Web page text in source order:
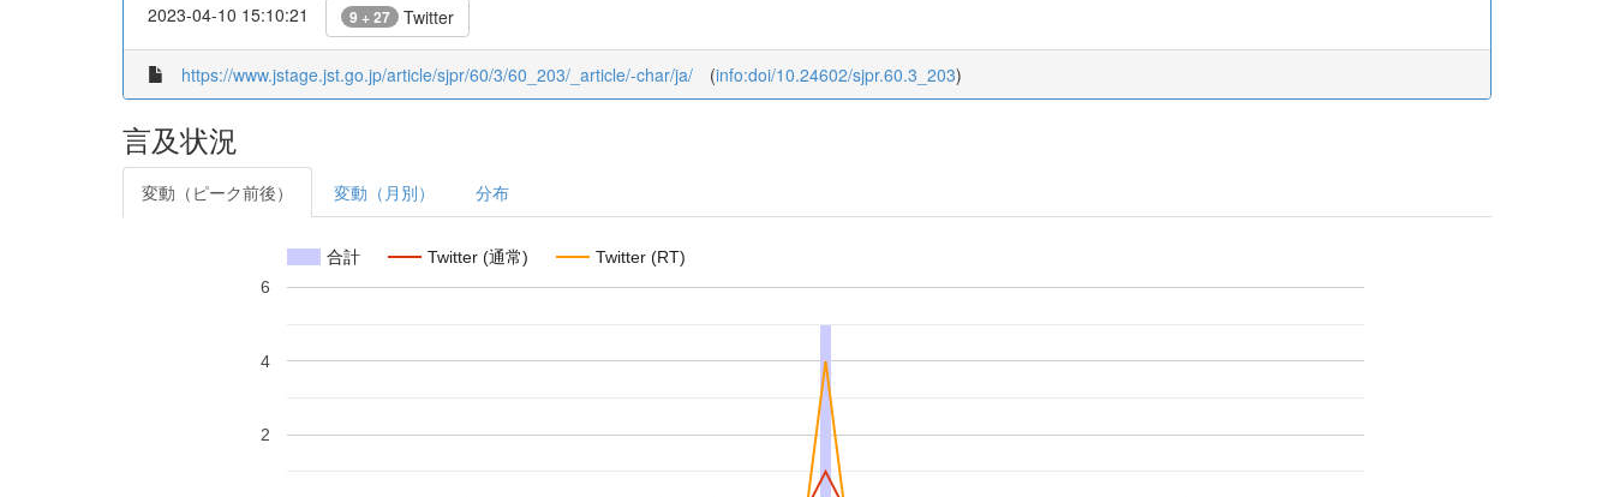
2023-04-10 15:10:21 9 + 27 Twitter
https://www.jstage.jst.go.jp/article/sjpr/60/3/60_203/_article/-char/ja/ (info:doi/10.24602/sjpr.60.3_203)
言及状況
変動（ピーク前後） 変動（月別） 分布
合計 Twitter (通常) Twitter (RT)
2
4
6